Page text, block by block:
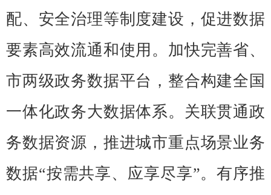
配、安全治理等制度建设，促进数据
要素高效流通和使用。加快完善省、
市两级政务数据平台，整合构建全国
一体化政务大数据体系。关联贯通政
务数据资源，推进城市重点场景业务
数据“按需共享、应享尽享”。有序推